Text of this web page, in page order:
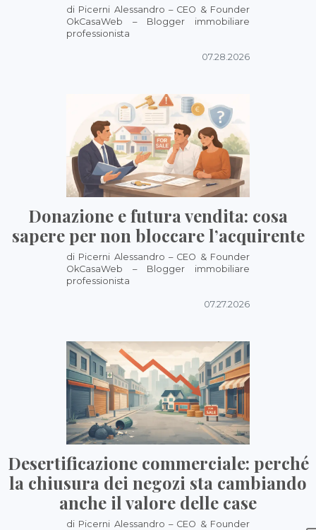
di Picerni Alessandro – CEO & Founder
OkCasaWeb – Blogger immobiliare
professionista
07.28.2026
Donazione e futura vendita: cosa
sapere per non bloccare l’acquirente
di Picerni Alessandro – CEO & Founder
OkCasaWeb – Blogger immobiliare
professionista
07.27.2026
Desertificazione commerciale: perché
la chiusura dei negozi sta cambiando
anche il valore delle case
di Picerni Alessandro – CEO & Founder